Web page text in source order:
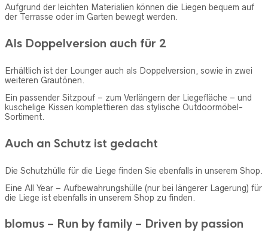
Aufgrund der leichten Materialien können die Liegen bequem auf
der Terrasse oder im Garten bewegt werden.
Als Doppelversion auch für 2
Erhältlich ist der Lounger auch als Doppelversion, sowie in zwei
weiteren Grautönen.
Ein passender Sitzpouf – zum Verlängern der Liegefläche – und
kuschelige Kissen komplettieren das stylische Outdoormöbel-
Sortiment.
Auch an Schutz ist gedacht
Die Schutzhülle für die Liege finden Sie ebenfalls in unserem Shop.
Eine All Year – Aufbewahrungshülle (nur bei längerer Lagerung) für
die Liege ist ebenfalls in unserem Shop zu finden.
blomus – Run by family – Driven by passion